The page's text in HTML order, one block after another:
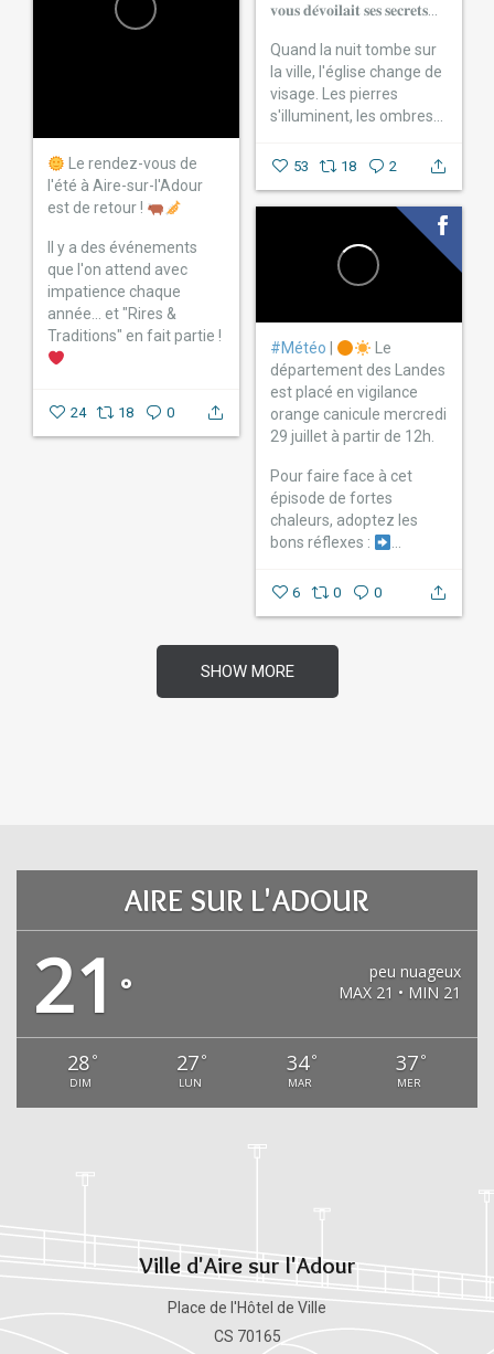
𝐯𝐨𝐮𝐬 𝐝𝐞́𝐯𝐨𝐢𝐥𝐚𝐢𝐭 𝐬𝐞𝐬 𝐬𝐞𝐜𝐫𝐞𝐭𝐬...
Quand la nuit tombe sur
la ville, l'église change de
visage. Les pierres
s'illuminent, les ombres...
53 18 2
Le rendez-vous de
l'été à Aire-sur-l'Adour
est de retour !
Il y a des événements
que l'on attend avec
impatience chaque
année… et "Rires &
Traditions" en fait partie !
24 18 0
#Météo
Le
département des Landes
est placé en vigilance
orange canicule mercredi
29 juillet à partir de 12h.
Pour faire face à cet
épisode de fortes
chaleurs, adoptez les
bons réflexes :
...
6 0 0
SHOW MORE
AIRE SUR L'ADOUR
21 °
peu nuageux
MAX 21 • MIN 21
28 °
DIM
27 °
LUN
34 °
MAR
37 °
MER
Ville d'Aire sur l'Adour
Place de l'Hôtel de Ville
CS 70165